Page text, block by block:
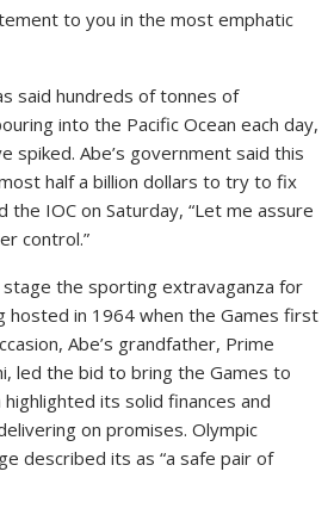
to you in the most emphatic
said hundreds of tonnes of
into the Pacific Ocean each day,
spiked. Abe’s government said this
half a billion dollars to try to fix
IOC on Saturday, “Let me assure
control.”
the sporting extravaganza for
hosted in 1964 when the Games first
Abe’s grandfather, Prime
led the bid to bring the Games to
highlighted its solid finances and
on promises. Olympic
described its as “a safe pair of